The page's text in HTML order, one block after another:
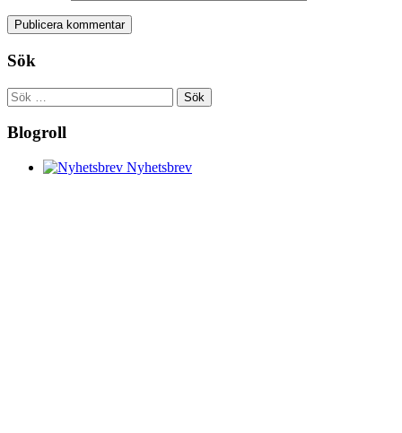
Sök
Sök
efter:
Blogroll
Nyhetsbrev